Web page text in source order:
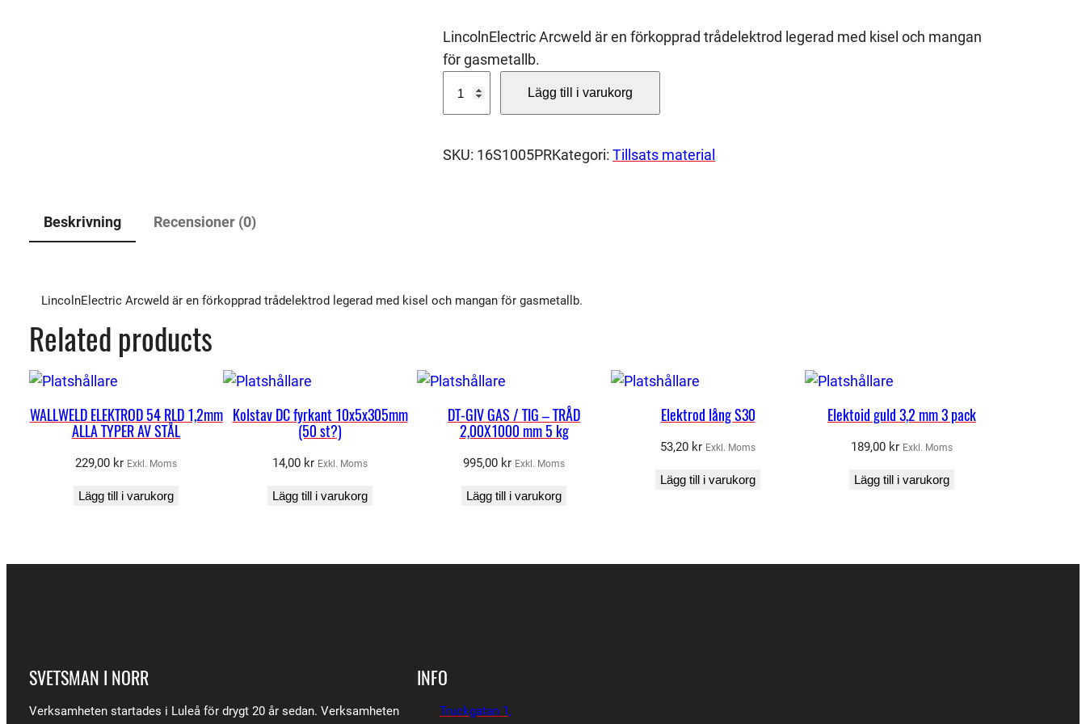
LincolnElectric Arcweld är en förkopprad trådelektrod legerad med kisel och mangan
för gasmetallb.
t
R
I
1
o
e
Lägg till i varukorg
SKU: 16S1005PRKategori: Tillsats material
Beskrivning Recensioner (0)
LincolnElectric Arcweld är en förkopprad trådelektrod legerad med kisel och mangan för gasmetallb.
Related products
WALLWELD ELEKTROD 54 RLD 1,2mm
ALLA TYPER AV STÅL
229,00 kr Exkl. Moms
Lägg till i varukorg
Kolstav DC fyrkant 10x5x305mm
(50 st?)
14,00 kr Exkl. Moms
Lägg till i varukorg
DT-GIV GAS / TIG – TRÅD
2,00X1000 mm 5 kg
995,00 kr Exkl. Moms
Lägg till i varukorg
Elektrod lång S30
53,20 kr Exkl. Moms
Lägg till i varukorg
Elektoid guld 3,2 mm 3 pack
189,00 kr Exkl. Moms
Lägg till i varukorg
SVETSMAN I NORR
Verksamheten startades i Luleå för drygt 20 år sedan. Verksamheten
INFO
Truckgatan 1,